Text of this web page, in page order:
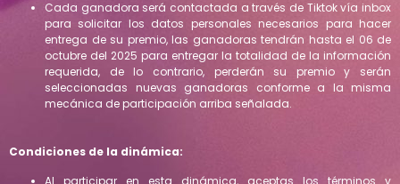
Cada ganadora será contactada a través de Tiktok vía inbox
para solicitar los datos personales necesarios para hacer
entrega de su premio, las ganadoras tendrán hasta el 06 de
octubre del 2025 para entregar la totalidad de la información
requerida, de lo contrario, perderán su premio y serán
seleccionadas nuevas ganadoras conforme a la misma
mecánica de participación arriba señalada.
Condiciones de la dinámica:
Al participar en esta dinámica, aceptas los términos y